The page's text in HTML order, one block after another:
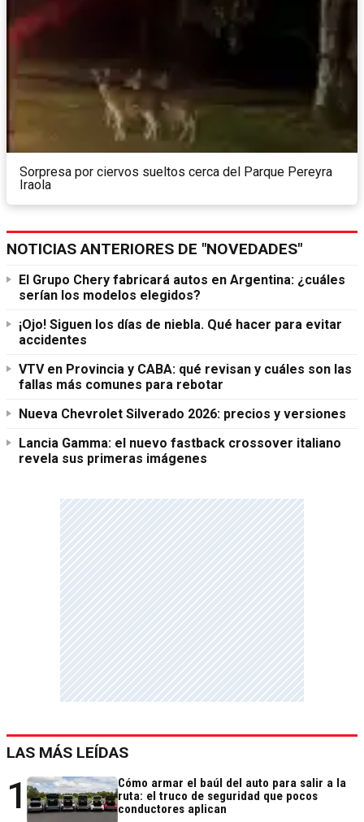
Sorpresa por ciervos sueltos cerca del Parque Pereyra
Iraola
NOTICIAS ANTERIORES DE "NOVEDADES"
El Grupo Chery fabricará autos en Argentina: ¿cuáles
serían los modelos elegidos?
¡Ojo! Siguen los días de niebla. Qué hacer para evitar
accidentes
VTV en Provincia y CABA: qué revisan y cuáles son las
fallas más comunes para rebotar
Nueva Chevrolet Silverado 2026: precios y versiones
Lancia Gamma: el nuevo fastback crossover italiano
revela sus primeras imágenes
LAS MÁS LEÍDAS
1
Cómo armar el baúl del auto para salir a la
ruta: el truco de seguridad que pocos
conductores aplican